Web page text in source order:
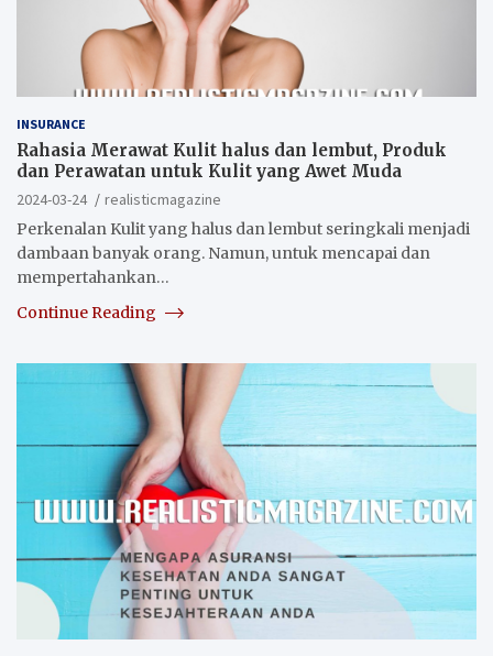
INSURANCE
Rahasia Merawat Kulit halus dan lembut, Produk
dan Perawatan untuk Kulit yang Awet Muda
2024-03-24
realisticmagazine
Perkenalan Kulit yang halus dan lembut seringkali menjadi
dambaan banyak orang. Namun, untuk mencapai dan
mempertahankan…
Continue Reading